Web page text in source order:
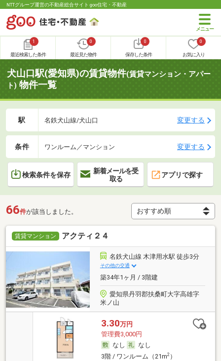
NTTグループ運営の不動産総合サイト goo住宅・不動産
1
最近検索した条件
0
最近見た物件
0
保存した条件
0
お気に入り
犬山口駅(愛知県)の賃貸物件(賃貸マンション・アパー
ト) 物件一覧
駅 名鉄犬山線/犬山口 変更する
条件 ワンルーム／マンション 変更する
検索条件を保存
新着メールを受
取る
アプリで探す
66件が該当しました。
賃貸マンション アクティ２４
名鉄犬山線 木津用水駅 徒歩3分
その他の交通
築34年1ヶ月 / 3階建
愛知県丹羽郡扶桑町大字高雄字
米ノ山
3.30万円
管理費3,000円
なし
なし
3階 / ワンルーム（21m2）